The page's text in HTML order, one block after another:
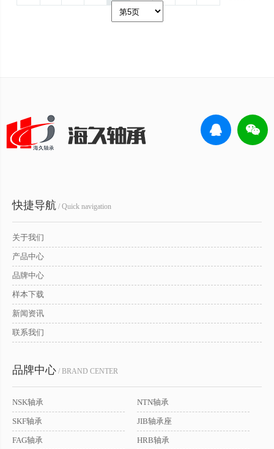
快捷导航 / Quick navigation
关于我们
产品中心
品牌中心
样本下载
新闻资讯
联系我们
品牌中心 / BRAND CENTER
NSK轴承 NTN轴承
SKF轴承 JIB轴承座
FAG轴承 HRB轴承